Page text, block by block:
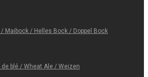
/ Maibock / Helles Bock / Doppel Bock
de blé / Wheat Ale / Weizen